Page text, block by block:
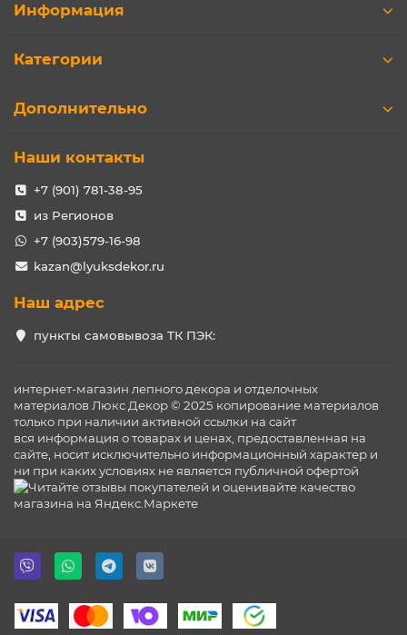
Информация
Категории
Дополнительно
Наши контакты
+7 (901) 781-38-95
из Регионов
+7 (903)579-16-98
kazan@lyuksdekor.ru
Наш адрес
пункты самовывоза ТК ПЭК:
интернет-магазин лепного декора и отделочных
материалов Люкс Декор © 2025 копирование материалов
только при наличии активной ссылки на сайт
вся информация о товарах и ценах, предоставленная на
сайте, носит исключительно информационный характер и
ни при каких условиях не является публичной офертой